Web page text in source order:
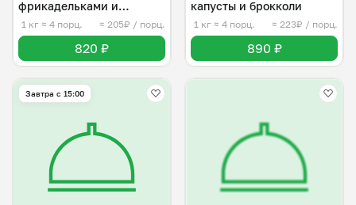
фрикадельками и
звëздочкамии
1 кг ≈ 4 порц. ≈ 205₽ / порц.
820 ₽
капусты и брокколи
1 кг ≈ 4 порц. ≈ 223₽ / порц.
890 ₽
Завтра c 15:00